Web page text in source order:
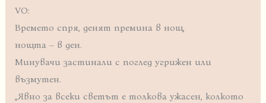
VO:
Времето спря, денят премина в нощ,
нощта – в ден.
Минувачи застинали с поглед угрижен или
възмутен.
„Явно за всеки светът е толкова ужасен, колкото